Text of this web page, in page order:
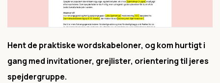
Hent de praktiske wordskabeloner, og kom hurtigt i
gang med invitationer, grejlister, orientering til jeres
spejdergruppe.